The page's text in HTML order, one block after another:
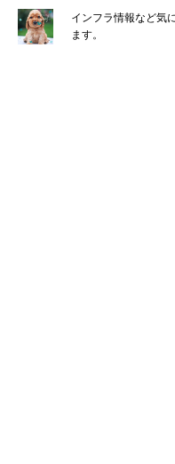
インフラ情報など気
ます。